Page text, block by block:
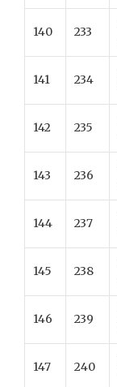
140 233
141 234
142 235
143 236
144 237
145 238
146 239
147 240